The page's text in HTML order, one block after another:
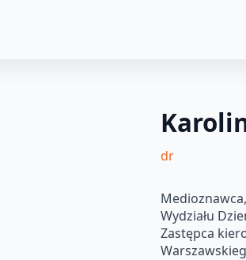
dr
Wydziału
Zastępca